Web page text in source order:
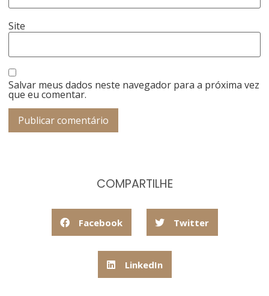
Site
Salvar meus dados neste navegador para a próxima vez
que eu comentar.
COMPARTILHE
Facebook Twitter
LinkedIn